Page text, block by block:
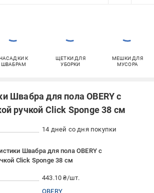
К
ШВАБРАМ
ЩЕТКИ ДЛЯ
УБОРКИ
МЕШКИ ДЛЯ
МУСОРА
Швабра для пола OBERY с
ручкой Click Sponge 38 см
14 дней со дня покупки
Швабра для пола OBERY с
Click Sponge 38 см
443.10 ₴/шт.
OBERY